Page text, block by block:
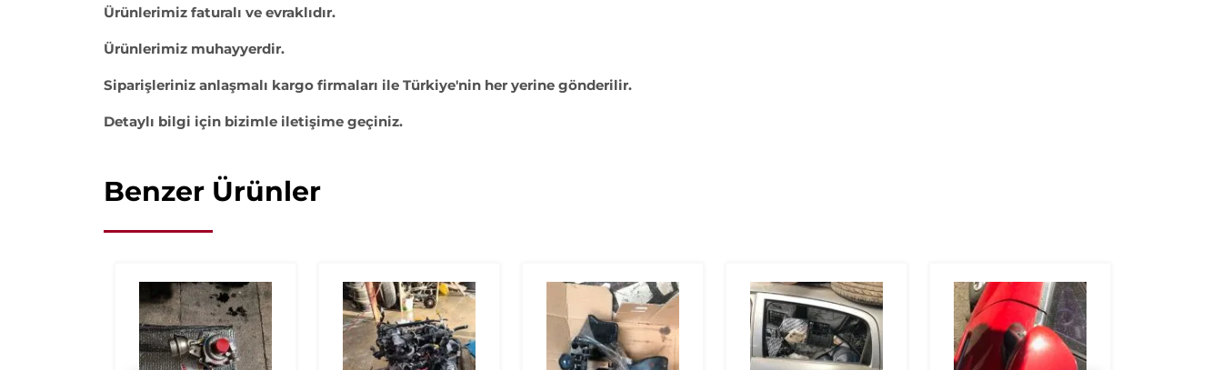
Ürünlerimiz faturalı ve evraklıdır.
Ürünlerimiz muhayyerdir.
Siparişleriniz anlaşmalı kargo firmaları ile Türkiye'nin her yerine gönderilir.
Detaylı bilgi için bizimle iletişime geçiniz.
Benzer Ürünler